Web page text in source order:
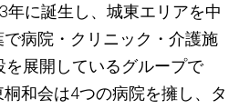
年に誕生し、城東エリアを中
病院・クリニック・介護施
展開しているグループで
和会は4つの病院を擁し、タ